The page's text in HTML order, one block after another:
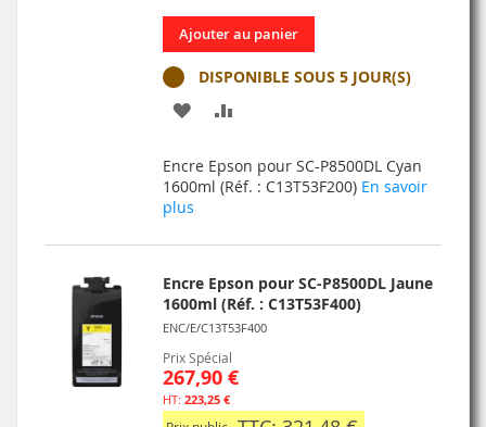
Ajouter au panier
DISPONIBLE SOUS 5 JOUR(S)
AJOUTER
MA
COMPARATEUR
Encre Epson pour SC-P8500DL Cyan
1600ml (Réf. : C13T53F200) En savoir
plus
Encre Epson pour SC-P8500DL Jaune
1600ml (Réf. : C13T53F400)
ENC/E/C13T53F400
Prix Spécial
267,90 €
223,25 €